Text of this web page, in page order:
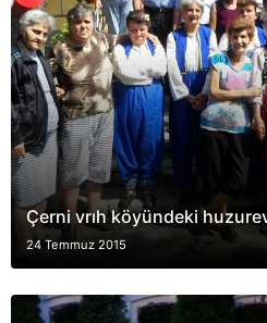
Çerni vrıh köyündeki
24 Temmuz 2015